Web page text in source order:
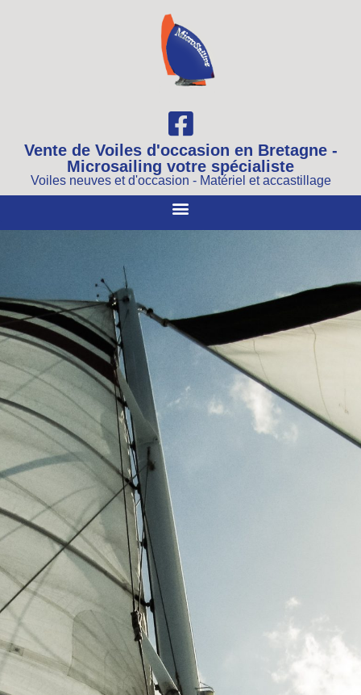
Vente de Voiles d'occasion en Bretagne -
Microsailing votre spécialiste
Voiles neuves et d'occasion - Matériel et accastillage